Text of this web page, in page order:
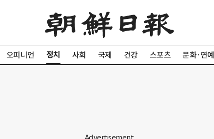
오피니언 정치 사회 국제 건강 스포츠 문화·연예